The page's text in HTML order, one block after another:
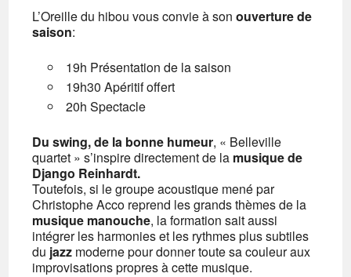
L’Oreille du hibou vous convie à sonouverture de
saison:
19h Présentation de la saison
19h30 Apéritif offert
20h Spectacle
Du swing, de la bonne humeur, « Belleville
quartet » s’inspire directement de la musique de
Django Reinhardt.
Toutefois, si le groupe acoustique mené par
Christophe Acco reprend les grands thèmes de la
musique manouche, la formation sait aussi
intégrer les harmonies et les rythmes plus subtiles
du jazz moderne pour donner toute sa couleur aux
improvisations propres à cette musique.